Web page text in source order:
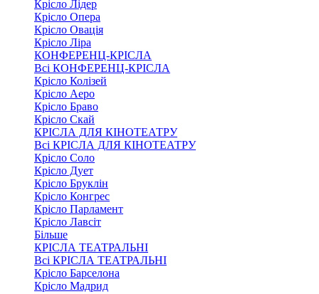
Крісло Лідер
Крісло Опера
Крісло Овація
Крісло Ліра
КОНФЕРЕНЦ-КРІСЛА
Всі КОНФЕРЕНЦ-КРІСЛА
Крісло Колізей
Крісло Аеро
Крісло Браво
Крісло Скай
КРІСЛА ДЛЯ КІНОТЕАТРУ
Всі КРІСЛА ДЛЯ КІНОТЕАТРУ
Крісло Соло
Крісло Дует
Крісло Бруклін
Крісло Конгрес
Крісло Парламент
Крісло Лавсіт
Більше
КРІСЛА ТЕАТРАЛЬНІ
Всі КРІСЛА ТЕАТРАЛЬНІ
Крісло Барселона
Крісло Мадрид